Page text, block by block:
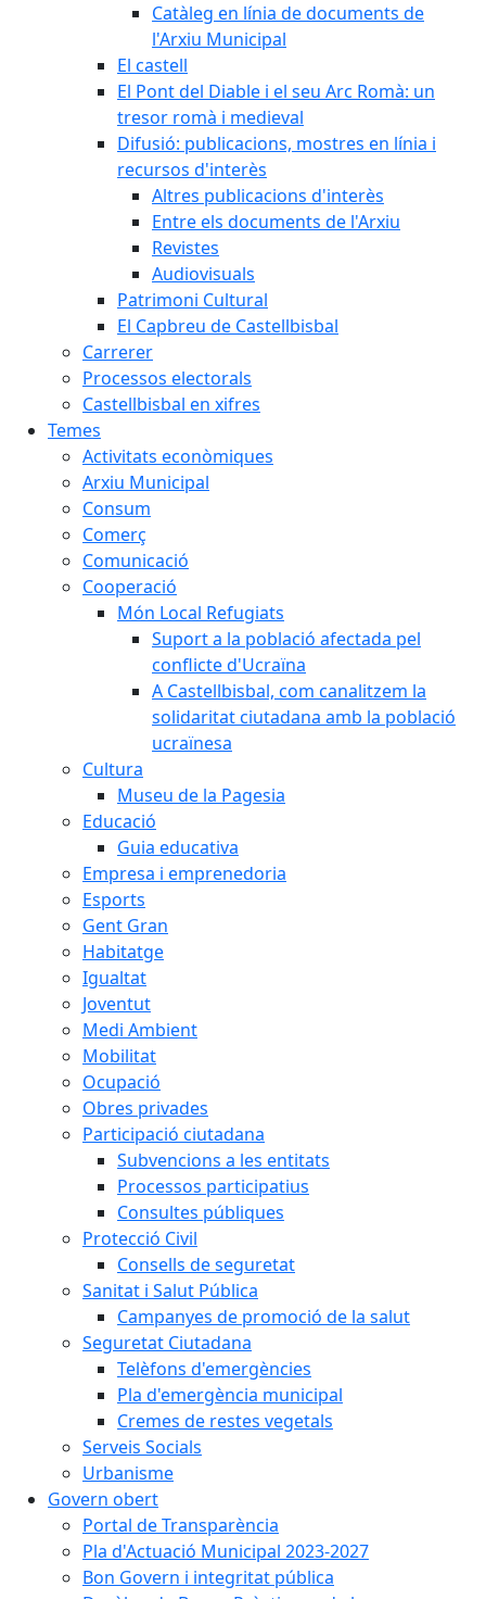
Catàleg en línia de documents de
l'Arxiu Municipal
El castell
El Pont del Diable i el seu Arc Romà: un
tresor romà i medieval
Difusió: publicacions, mostres en línia i
recursos d'interès
Altres publicacions d'interès
Entre els documents de l'Arxiu
Revistes
Audiovisuals
Patrimoni Cultural
El Capbreu de Castellbisbal
Carrerer
Processos electorals
Castellbisbal en xifres
Temes
Activitats econòmiques
Arxiu Municipal
Consum
Comerç
Comunicació
Cooperació
Món Local Refugiats
Suport a la població afectada pel
conflicte d'Ucraïna
A Castellbisbal, com canalitzem la
solidaritat ciutadana amb la població
ucraïnesa
Cultura
Museu de la Pagesia
Educació
Guia educativa
Empresa i emprenedoria
Esports
Gent Gran
Habitatge
Igualtat
Joventut
Medi Ambient
Mobilitat
Ocupació
Obres privades
Participació ciutadana
Subvencions a les entitats
Processos participatius
Consultes públiques
Protecció Civil
Consells de seguretat
Sanitat i Salut Pública
Campanyes de promoció de la salut
Seguretat Ciutadana
Telèfons d'emergències
Pla d'emergència municipal
Cremes de restes vegetals
Serveis Socials
Urbanisme
Govern obert
Portal de Transparència
Pla d'Actuació Municipal 2023-2027
Bon Govern i integritat pública